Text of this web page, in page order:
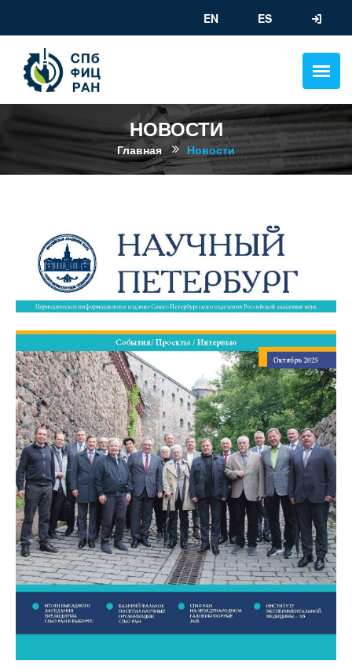
EN ES
НОВОСТИ
Главная Новости